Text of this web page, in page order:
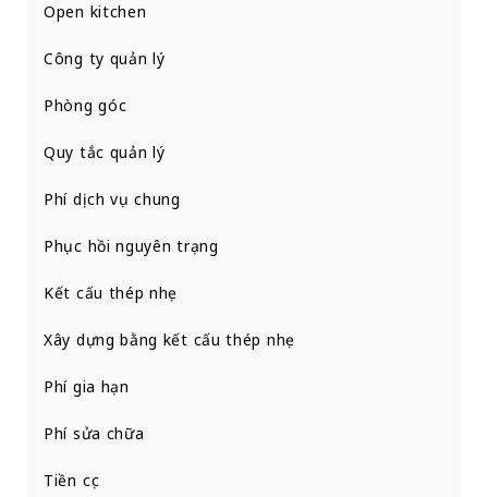
Open kitchen
Công ty quản lý
Phòng góc
Quy tắc quản lý
Phí dịch vụ chung
Phục hồi nguyên trạng
Kết cấu thép nhẹ
Xây dựng bằng kết cấu thép nhẹ
Phí gia hạn
Phí sửa chữa
Tiền cọc